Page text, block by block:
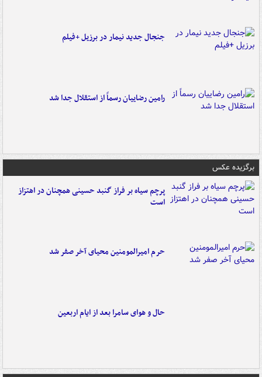
جنجال جدید نیمار در برزیل +فیلم
رامین رضاییان رسماً از استقلال جدا شد
برگزیده عکس
پرچم سیاه بر فراز گنبد حسینی همچنان در اهتزاز
است
حرم امیرالمومنین محیای آخر صفر شد
حال و هوای سامرا بعد از ایام اربعین